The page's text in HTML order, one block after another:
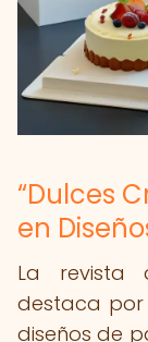
“Dulces
en
La revista
destaca por
diseños de